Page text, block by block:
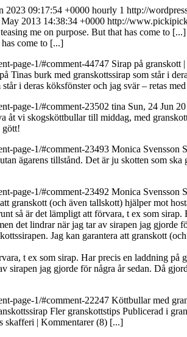
2023 09:17:54 +0000 hourly 1 http://
2013 14:38:34 +0000 http://
me on purpose. But that has come to [...]
come to [...]
page-1/#comment-44747 Sirap på granskott
Tinas burk med granskottssirap som står i
i deras köksfönster och jag svär – retas
page-1/#comment-23502 tina Sun, 24 Jun
åt vi skogsköttbullar till middag, med
gött!
page-1/#comment-23493 Monica Svensson
ägarens tillstånd. Det är ju skotten som ska
page-1/#comment-23492 Monica Svensson
granskott (och även tallskott) hjälper mot
så är det lämpligt att förvara, t ex som
det lindrar när jag tar av sirapen jag gjorde
Jag kan garantera att granskott
t ex som sirap. Har precis en laddning
jag gjorde för några år sedan. Då
page-1/#comment-22247 Köttbullar med
Fler granskottstips Publicerad i
skafferi | Kommentarer (8) [...]